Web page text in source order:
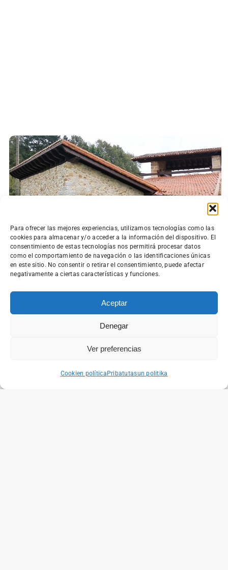
Para ofrecer las mejores experiencias, utilizamos tecnologías como las
cookies para almacenar y/o acceder a la información del dispositivo. El
consentimiento de estas tecnologías nos permitirá procesar datos
como el comportamiento de navegación o las identificaciones únicas
en este sitio. No consentir o retirar el consentimiento, puede afectar
negativamente a ciertas características y funciones.
Aceptar
Denegar
Ver preferencias
Cookien política Pribatutasun politika